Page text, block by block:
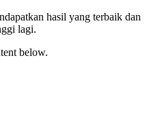
hasil yang terbaik dan
lagi.
below.